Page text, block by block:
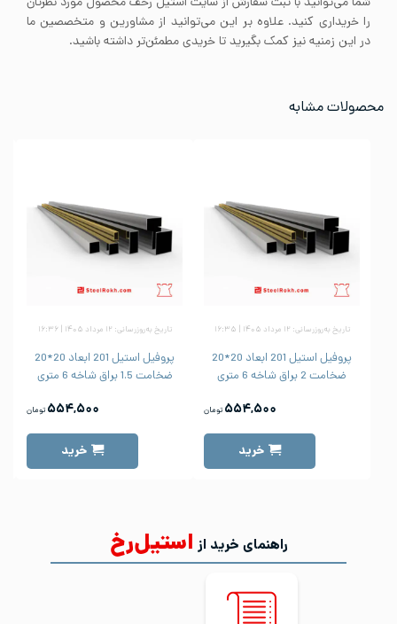
را خریداری کنید. علاوه بر این می‌توانید از مشاورین و متخصصین ما
در این زمنیه نیز کمک بگیرید تا خریدی مطمئن‌تر داشته باشید.
محصولات مشابه
تاریخ به‌روزرسانی: ۱۲ مرداد ۱۴۰۵ | ۱۶:۳۵
پروفیل استیل 201 ابعاد 20*20
ضخامت 2 براق شاخه 6 متری
۵۵۴,۵۰۰ تومان
خرید
تاریخ به‌روزرسانی: ۱۲ مرداد ۱۴۰۵ | ۱۶:۳۶
پروفیل استیل 201 ابعاد 20*20
ضخامت 1.5 براق شاخه 6 متری
۵۵۴,۵۰۰ تومان
خرید
راهنمای خرید از استیل‌رخ